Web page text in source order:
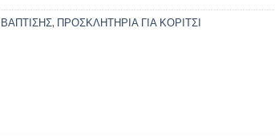
, ΠΡΟΣΚΛΗΤΗΡΙΑ ΓΙΑ ΚΟΡΙΤΣΙ